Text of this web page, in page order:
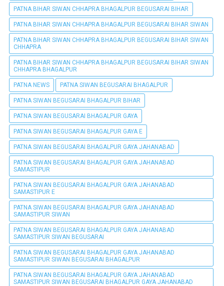
PATNA BIHAR SIWAN CHHAPRA BHAGALPUR BEGUSARAI BIHAR
PATNA BIHAR SIWAN CHHAPRA BHAGALPUR BEGUSARAI BIHAR SIWAN
PATNA BIHAR SIWAN CHHAPRA BHAGALPUR BEGUSARAI BIHAR SIWAN
CHHAPRA
PATNA BIHAR SIWAN CHHAPRA BHAGALPUR BEGUSARAI BIHAR SIWAN
CHHAPRA BHAGALPUR
PATNA NEWS PATNA SIWAN BEGUSARAI BHAGALPUR
PATNA SIWAN BEGUSARAI BHAGALPUR BIHAR
PATNA SIWAN BEGUSARAI BHAGALPUR GAYA
PATNA SIWAN BEGUSARAI BHAGALPUR GAYA E
PATNA SIWAN BEGUSARAI BHAGALPUR GAYA JAHANABAD
PATNA SIWAN BEGUSARAI BHAGALPUR GAYA JAHANABAD
SAMASTIPUR
PATNA SIWAN BEGUSARAI BHAGALPUR GAYA JAHANABAD
SAMASTIPUR E
PATNA SIWAN BEGUSARAI BHAGALPUR GAYA JAHANABAD
SAMASTIPUR SIWAN
PATNA SIWAN BEGUSARAI BHAGALPUR GAYA JAHANABAD
SAMASTIPUR SIWAN BEGUSARAI
PATNA SIWAN BEGUSARAI BHAGALPUR GAYA JAHANABAD
SAMASTIPUR SIWAN BEGUSARAI BHAGALPUR
PATNA SIWAN BEGUSARAI BHAGALPUR GAYA JAHANABAD
SAMASTIPUR SIWAN BEGUSARAI BHAGALPUR GAYA JAHANABAD